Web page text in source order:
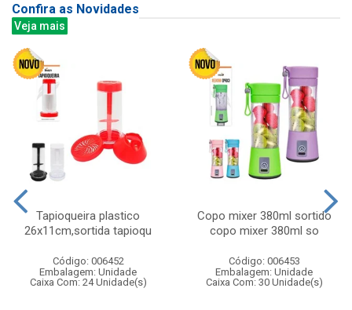
Confira as Novidades
Veja mais
Tapioqueira plastico
26x11cm,sortida tapioqu
Código: 006452
Embalagem: Unidade
Caixa Com: 24 Unidade(s)
Copo mixer 380ml sortido
copo mixer 380ml so
Código: 006453
Embalagem: Unidade
Caixa Com: 30 Unidade(s)